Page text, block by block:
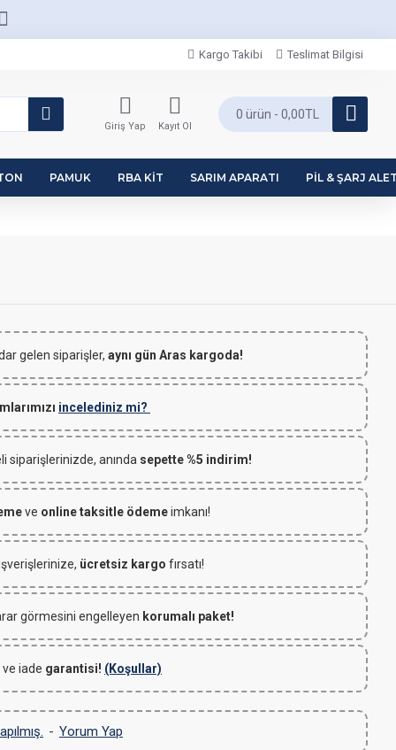
Kargo Takibi Teslimat Bilgisi
Giriş Yap Kayıt Ol
0 ürün - 0,00TL
PAMUK RBA KIT SARIM APARATI PIL & ŞARJ
gelen siparişler, aynı gün Aras kargoda!
incelediniz mi?
siparişlerinizde, anında sepette %5 indirim!
ve online taksitle ödemeimkanı!
ücretsiz kargo fırsatı!
görmesini engelleyen korumalı paket!
iade garantisi! (Koşullar)
- Yorum Yap